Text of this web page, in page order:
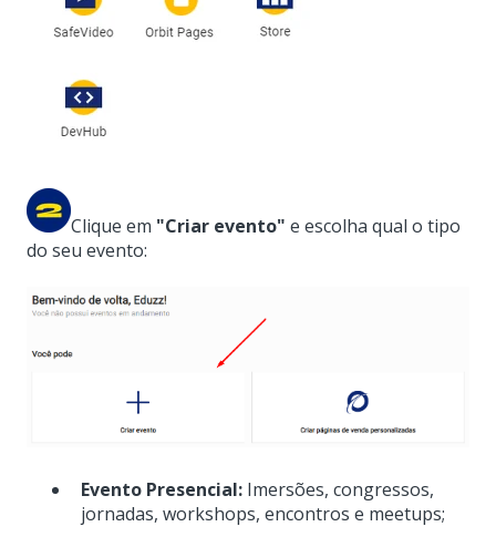
Clique em "Criar evento" e escolha qual o tipo
do seu evento:
Evento Presencial: Imersões, congressos,
jornadas, workshops, encontros e meetups;